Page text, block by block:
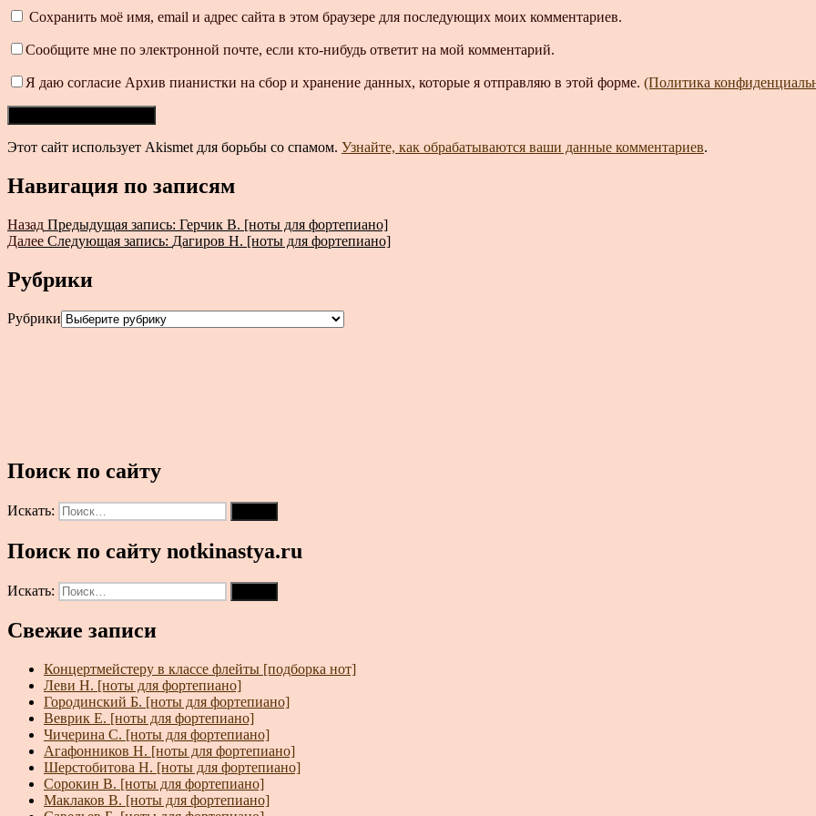
Сохранить моё имя, email и адрес сайта в этом браузере для последующих моих комментариев.
Сообщите мне по электронной почте, если кто-нибудь ответит на мой комментарий.
Я даю согласие Архив пианистки на сбор и хранение данных, которые я отправляю в этой форме. (Политика
Этот сайт использует Akismet для борьбы со спамом. Узнайте, как обрабатываются ваши данные комментариев.
Навигация по записям
Назад Предыдущая запись: Герчик В. [ноты для фортепиано]
Далее Следующая запись: Дагиров Н. [ноты для фортепиано]
Рубрики
Рубрики
Поиск по сайту
Искать:
Поиск по сайту notkinastya.ru
Искать:
Свежие записи
Концертмейстеру в классе флейты [подборка нот]
Леви Н. [ноты для фортепиано]
Городинский Б. [ноты для фортепиано]
Веврик Е. [ноты для фортепиано]
Чичерина С. [ноты для фортепиано]
Агафонников Н. [ноты для фортепиано]
Шерстобитова Н. [ноты для фортепиано]
Сорокин В. [ноты для фортепиано]
Маклаков В. [ноты для фортепиано]